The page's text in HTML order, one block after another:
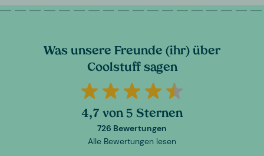
Was unsere Freunde (ihr) über
Coolstuff sagen
4,7 von 5 Sternen
726 Bewertungen
Alle Bewertungen lesen